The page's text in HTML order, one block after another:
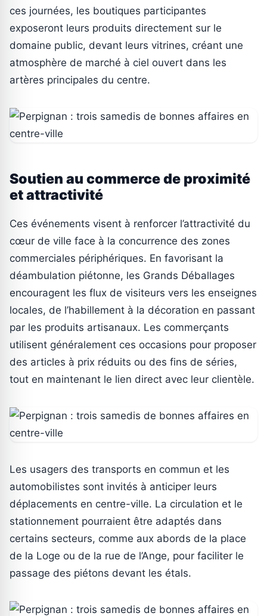
ces journées, les boutiques participantes
exposeront leurs produits directement sur le
domaine public, devant leurs vitrines, créant une
atmosphère de marché à ciel ouvert dans les
artères principales du centre.
Soutien au commerce de proximité
et attractivité
Ces événements visent à renforcer l’attractivité du
cœur de ville face à la concurrence des zones
commerciales périphériques. En favorisant la
déambulation piétonne, les Grands Déballages
encouragent les flux de visiteurs vers les enseignes
locales, de l’habillement à la décoration en passant
par les produits artisanaux. Les commerçants
utilisent généralement ces occasions pour proposer
des articles à prix réduits ou des fins de séries,
tout en maintenant le lien direct avec leur clientèle.
Les usagers des transports en commun et les
automobilistes sont invités à anticiper leurs
déplacements en centre-ville. La circulation et le
stationnement pourraient être adaptés dans
certains secteurs, comme aux abords de la place
de la Loge ou de la rue de l’Ange, pour faciliter le
passage des piétons devant les étals.